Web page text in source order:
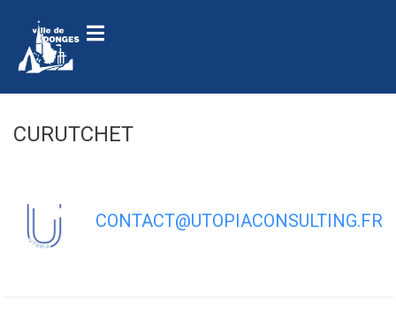
CURUTCHET
CONTACT@UTOPIACONSULTING.FR